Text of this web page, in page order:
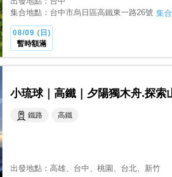
集合地點： 台中市烏日區高鐵東一路26號 集
08/09 (日)
暫時額滿
小琉球｜高鐵｜夕陽獨木舟.探
鐵路 高鐵
出發地點： 高雄、台中、桃園 、台北、新竹